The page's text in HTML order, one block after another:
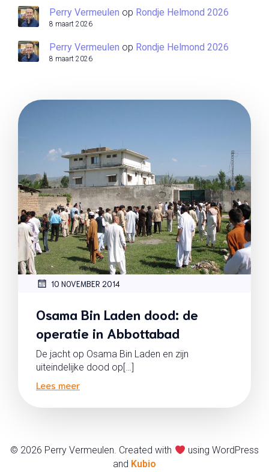
Perry Vermeulen op Rondje Helmond 2026
8 maart 2026
Perry Vermeulen op Rondje Helmond 2026
8 maart 2026
10 NOVEMBER 2014
Osama Bin Laden dood: de
operatie in Abbottabad
De jacht op Osama Bin Laden en zijn
uiteindelijke dood op[…]
Lees meer
© 2026 Perry Vermeulen. Created with
using WordPress
and Kubio